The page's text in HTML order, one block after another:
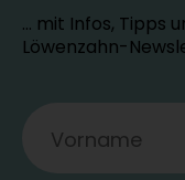
… mit Infos, Tipps
Löwenzahn-